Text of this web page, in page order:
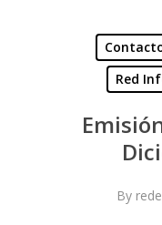
Red
By